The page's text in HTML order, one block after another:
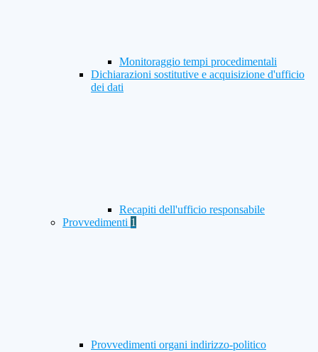
Monitoraggio tempi procedimentali
Dichiarazioni sostitutive e acquisizione d'ufficio
dei dati
Recapiti dell'ufficio responsabile
Provvedimenti 1
Provvedimenti organi indirizzo-politico